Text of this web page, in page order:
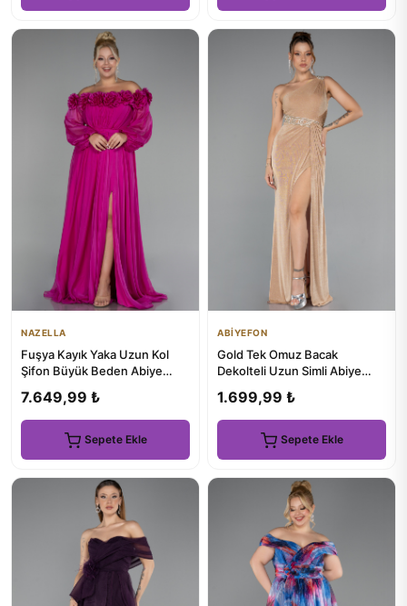
NAZELLA
Fuşya Kayık Yaka Uzun Kol
Şifon Büyük Beden Abiye
7.649,99 ₺
Sepete Ekle
ABİYEFON
Gold Tek Omuz Bacak
Dekolteli Uzun Simli Abiye
1.699,99 ₺
Sepete Ekle